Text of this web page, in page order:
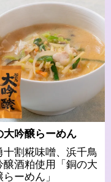
大吟醸らーめん
十割糀味噌、浜千鳥
醸酒粕使用「銅の大
らーめん」